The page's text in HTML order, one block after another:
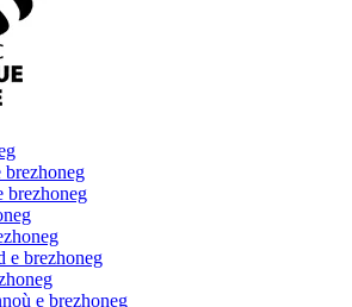
brezhoneg
brezhoneg
e brezhoneg
e brezhoneg